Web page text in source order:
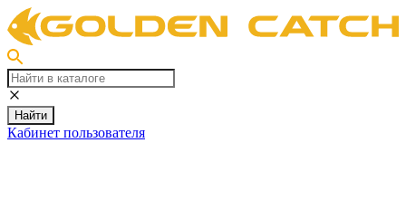
Найти
Кабинет пользователя